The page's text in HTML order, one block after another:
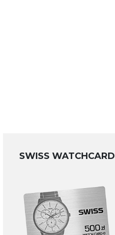
SWISS WATCHCARD